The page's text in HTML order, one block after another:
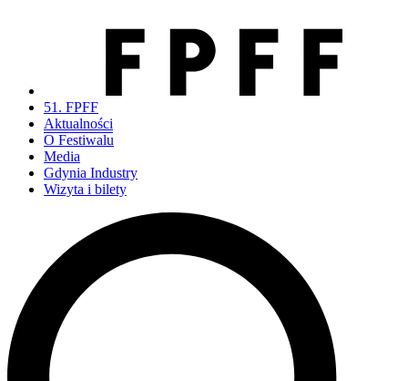
51. FPFF
Aktualności
O Festiwalu
Media
Gdynia Industry
Wizyta i bilety